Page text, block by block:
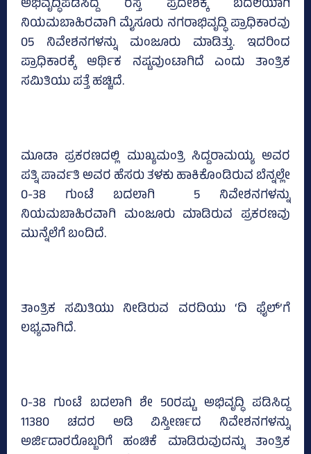
ಅಭಿವೃದ್ಧಿಪಡಿಸಿದ್ದ ರಸ್ತೆ ಪ್ರದೇಶಕ್ಕೆ ಬದಲಿಯಾಗಿ
ನಿಯಮಬಾಹಿರವಾಗಿ ಮೈಸೂರು ನಗರಾಭಿವೃದ್ಧಿ ಪ್ರಾಧಿಕಾರವು
05 ನಿವೇಶನಗಳನ್ನು ಮಂಜೂರು ಮಾಡಿತ್ತು. ಇದರಿಂದ
ಪ್ರಾಧಿಕಾರಕ್ಕೆ ಆರ್ಥಿಕ ನಷ್ಟವುಂಟಾಗಿದೆ ಎಂದು ತಾಂತ್ರಿಕ
ಸಮಿತಿಯು ಪತ್ತೆ ಹಚ್ಚಿದೆ.
ಮೂಡಾ ಪ್ರಕರಣದಲ್ಲಿ ಮುಖ್ಯಮಂತ್ರಿ ಸಿದ್ದರಾಮಯ್ಯ ಅವರ
ಪತ್ನಿ ಪಾರ್ವತಿ ಅವರ ಹೆಸರು ತಳಕು ಹಾಕಿಕೊಂಡಿರುವ ಬೆನ್ನಲ್ಲೇ
0-38 ಗುಂಟೆ ಬದಲಾಗಿ 5 ನಿವೇಶನಗಳನ್ನು
ನಿಯಮಬಾಹಿರವಾಗಿ ಮಂಜೂರು ಮಾಡಿರುವ ಪ್ರಕರಣವು
ಮುನ್ನೆಲೆಗೆ ಬಂದಿದೆ.
ತಾಂತ್ರಿಕ ಸಮಿತಿಯು ನೀಡಿರುವ ವರದಿಯು ‘ದಿ ಫೈಲ್‌’ಗೆ
ಲಭ್ಯವಾಗಿದೆ.
0-38 ಗುಂಟೆ ಬದಲಾಗಿ ಶೇ 50ರಷ್ಟು ಅಭಿವೃದ್ಧಿ ಪಡಿಸಿದ್ದ
11380 ಚದರ ಅಡಿ ವಿಸ್ತೀರ್ಣದ ನಿವೇಶನಗಳನ್ನು
ಅರ್ಜಿದಾರರೊಬ್ಬರಿಗೆ ಹಂಚಿಕೆ ಮಾಡಿರುವುದನ್ನು ತಾಂತ್ರಿಕ